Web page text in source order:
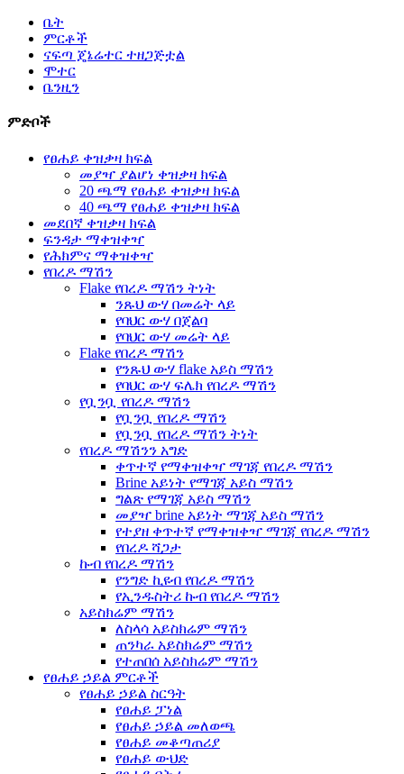
ቤት
ምርቶች
ናፍጣ ጄኔሬተር ተዘጋጅቷል
ሞተር
ቤንዚን
ምድቦች
የፀሐይ ቀዝቃዛ ክፍል
መያዣ ያልሆነ ቀዝቃዛ ክፍል
20 ጫማ የፀሐይ ቀዝቃዛ ክፍል
40 ጫማ የፀሐይ ቀዝቃዛ ክፍል
መደበኛ ቀዝቃዛ ክፍል
ፍንዳታ ማቀዝቀዣ
የሕክምና ማቀዝቀዣ
የበረዶ ማሽን
Flake የበረዶ ማሽን ትነት
ንጹህ ውሃ በመሬት ላይ
የባህር ውሃ በጀልባ
የባህር ውሃ መሬት ላይ
Flake የበረዶ ማሽን
የንጹህ ውሃ flake አይስ ማሽን
የባህር ውሃ ፍሌክ የበረዶ ማሽን
የቧንቧ የበረዶ ማሽን
የቧንቧ የበረዶ ማሽን
የቧንቧ የበረዶ ማሽን ትነት
የበረዶ ማሽንን አግድ
ቀጥተኛ የማቀዝቀዣ ማገጃ የበረዶ ማሽን
Brine አይነት የማገጃ አይስ ማሽን
ግልጽ የማገጃ አይስ ማሽን
መያዣ brine አይነት ማገጃ አይስ ማሽን
የተያዘ ቀጥተኛ የማቀዝቀዣ ማገጃ የበረዶ ማሽን
የበረዶ ሻጋታ
ኩብ የበረዶ ማሽን
የንግድ ኪዩብ የበረዶ ማሽን
የኢንዱስትሪ ኩብ የበረዶ ማሽን
አይስክሬም ማሽን
ለስላሳ አይስክሬም ማሽን
ጠንካራ አይስክሬም ማሽን
የተጠበሰ አይስክሬም ማሽን
የፀሐይ ኃይል ምርቶች
የፀሐይ ኃይል ስርዓት
የፀሐይ ፓነል
የፀሐይ ኃይል መለወጫ
የፀሐይ መቆጣጠሪያ
የፀሐይ ውህድ